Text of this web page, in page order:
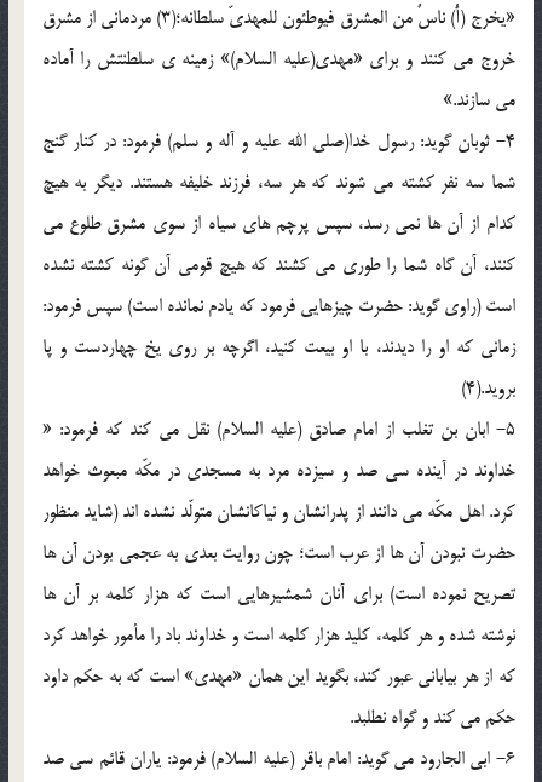
«یخرج (أُ) ناسٌ من المشرق فیوطئون للمهدیّ سلطانه؛(3) مردمانی از مشرق
خروج می کنند و برای «مهدی(علیه السلام)» زمینه ی سلطنتش را آماده
می سازند.»
4- ثوبان گوید: رسول خدا(صلی الله علیه و آله و سلم) فرمود: در کنار گنج
شما سه نفر کشته می شوند که هر سه، فرزند خلیفه هستند. دیگر به هیچ
کدام از آن ها نمی رسد، سپس پرچم های سیاه از سوی مشرق طلوع می
کنند، آن گاه شما را طوری می کشند که هیچ قومی آن گونه کشته نشده
است (راوی گوید: حضرت چیزهایی فرمود که یادم نمانده است) سپس فرمود:
زمانی که او را دیدند، با او بیعت کنید، اگرچه بر روی یخ چهاردست و پا
بروید.(4)
5- ابان بن تغلب از امام صادق (علیه السلام) نقل می کند که فرمود: «
خداوند در آینده سی صد و سیزده مرد به مسجدی در مکّه مبعوث خواهد
کرد. اهل مکّه می دانند از پدرانشان و نیاکانشان متولّد نشده اند (شاید منظور
حضرت نبودن آن ها از عرب است؛ چون روایت بعدی به عجمی بودن آن ها
تصریح نموده است) برای آنان شمشیرهایی است که هزار کلمه بر آن ها
نوشته شده و هر کلمه، کلید هزار کلمه است و خداوند باد را مأمور خواهد کرد
که از هر بیابانی عبور کند، بگوید این همان «مهدی» است که به حکم داود
حکم می کند و گواه نطلبد.
6- ابی الجارود می گوید: امام باقر (علیه السلام) فرمود: یاران قائم سی صد